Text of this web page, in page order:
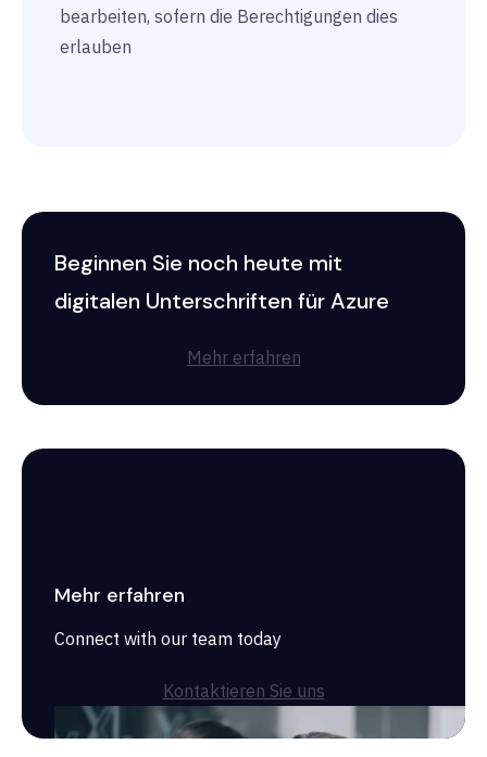
bearbeiten, sofern die Berechtigungen dies
erlauben
Beginnen Sie noch heute mit
digitalen Unterschriften für Azure
Mehr erfahren
Mehr erfahren
Connect with our team today
Kontaktieren Sie uns